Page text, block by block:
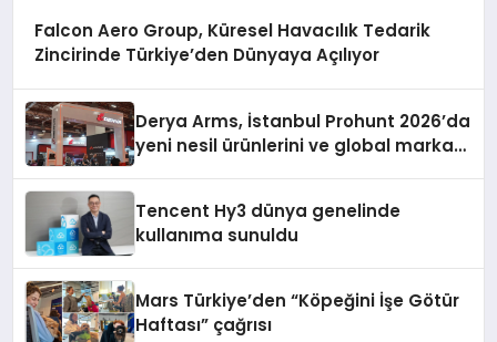
Falcon Aero Group, Küresel Havacılık Tedarik
Zincirinde Türkiye’den Dünyaya Açılıyor
Derya Arms, İstanbul Prohunt 2026’da
yeni nesil ürünlerini ve global marka
Tencent Hy3 dünya genelinde
kullanıma sunuldu
Mars Türkiye’den “Köpeğini İşe Götür
Haftası” çağrısı